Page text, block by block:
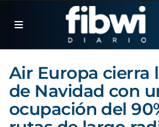
Air Europa cierra
de Navidad con
ocupación del